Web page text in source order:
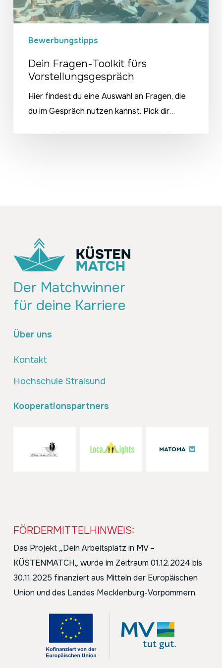
Bewerbungstipps
Dein Fragen-Toolkit fürs
Vorstellungsgespräch
Hier findest du eine Auswahl an Fragen, die
du im Gespräch nutzen kannst. Pick dir…
Der Matchwinner
für deine Karriere
Über uns
Kontakt
Hochschule Stralsund
Kooperationspartners
FÖRDERMITTELHINWEIS:
Das Projekt „Dein Arbeitsplatz in MV –
KÜSTENMATCH„ wurde im Zeitraum 01.12.2024 bis
30.11.2025 finanziert aus Mitteln der Europäischen
Union und des Landes Mecklenburg-Vorpommern.